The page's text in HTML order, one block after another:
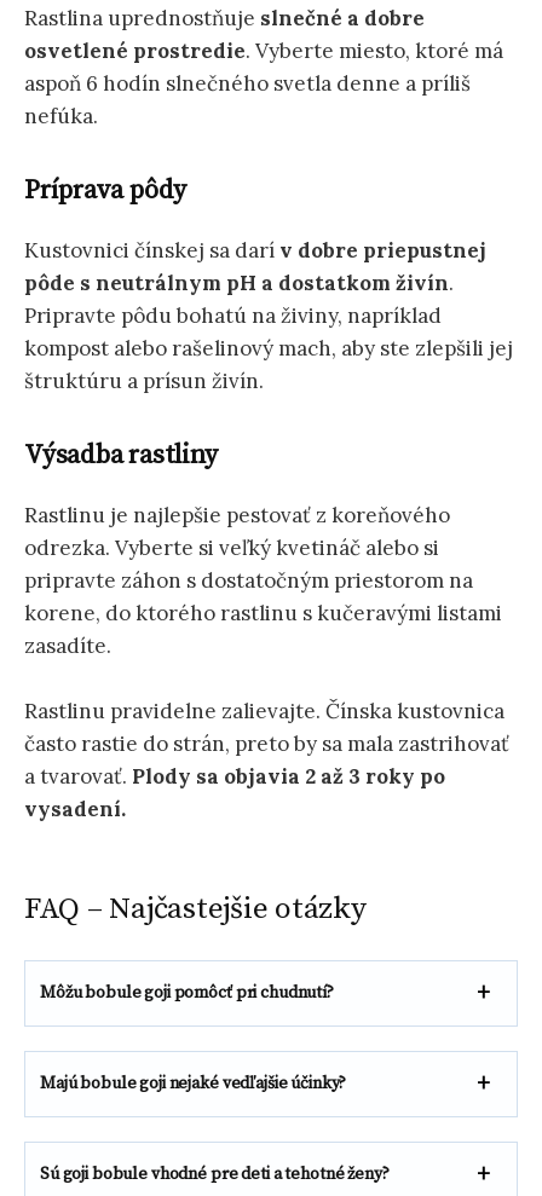
Rastlina uprednostňuje slnečné a dobre
osvetlené prostredie. Vyberte miesto, ktoré má
aspoň 6 hodín slnečného svetla denne a príliš
nefúka.
Príprava pôdy
Kustovnici čínskej sa darí v dobre priepustnej
pôde s neutrálnym pH a dostatkom živín.
Pripravte pôdu bohatú na živiny, napríklad
kompost alebo rašelinový mach, aby ste zlepšili jej
štruktúru a prísun živín.
Výsadba rastliny
Rastlinu je najlepšie pestovať z koreňového
odrezka. Vyberte si veľký kvetináč alebo si
pripravte záhon s dostatočným priestorom na
korene, do ktorého rastlinu s kučeravými listami
zasadíte.
Rastlinu pravidelne zalievajte. Čínska kustovnica
často rastie do strán, preto by sa mala zastrihovať
a tvarovať. Plody sa objavia 2 až 3 roky po
vysadení.
FAQ – Najčastejšie otázky
Môžu bobule goji pomôcť pri chudnutí?
Majú bobule goji nejaké vedľajšie účinky?
Sú goji bobule vhodné pre deti a tehotné ženy?